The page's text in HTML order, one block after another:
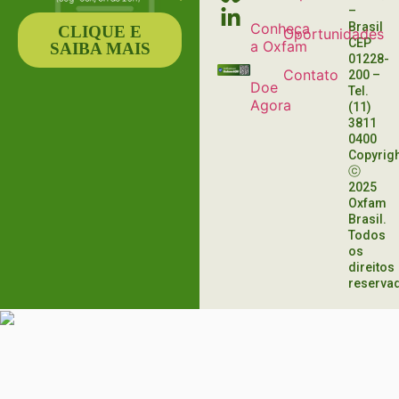
Conheça
a Oxfam
Doe
Agora
Oportunidades
Contato
–
Brasil
CEP
01228-
200 –
Tel.
(11)
3811
0400
ⓒ
2025
Oxfam
Brasil.
Todos
os
direitos
CLIQUE E
SAIBA MAIS